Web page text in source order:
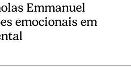
Emmanuel
emocionais em